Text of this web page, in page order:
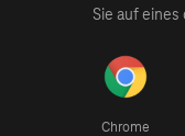
Sie auf
Chrome